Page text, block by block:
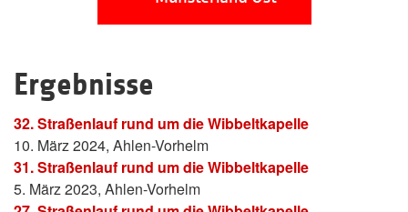
Ergebnisse
32. Straßenlauf rund um die Wibbeltkapelle
10. März 2024, Ahlen-Vorhelm
31. Straßenlauf rund um die Wibbeltkapelle
5. März 2023, Ahlen-Vorhelm